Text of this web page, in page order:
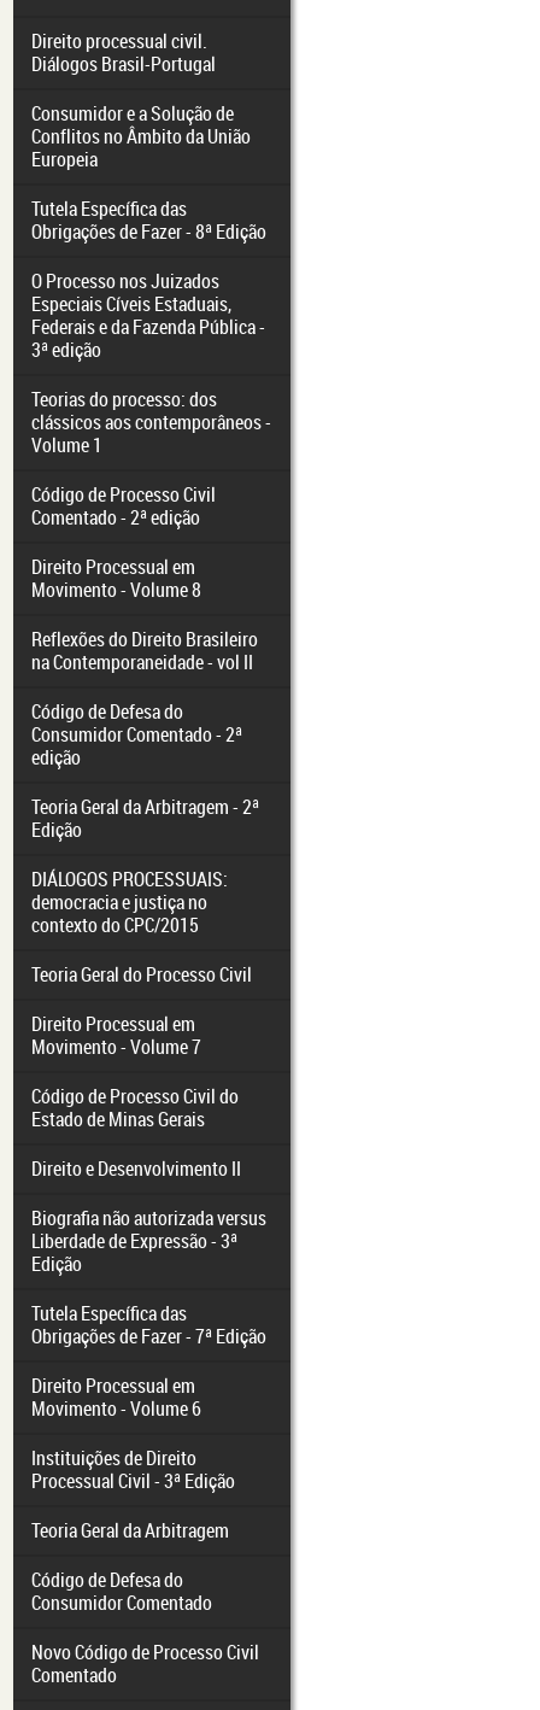
Direito processual civil.
Diálogos Brasil-Portugal
Consumidor e a Solução de
Conflitos no Âmbito da União
Europeia
Tutela Específica das
Obrigações de Fazer - 8ª Edição
O Processo nos Juizados
Especiais Cíveis Estaduais,
Federais e da Fazenda Pública -
3ª edição
Teorias do processo: dos
clássicos aos contemporâneos -
Volume 1
Código de Processo Civil
Comentado - 2ª edição
Direito Processual em
Movimento - Volume 8
Reflexões do Direito Brasileiro
na Contemporaneidade - vol II
Código de Defesa do
Consumidor Comentado - 2ª
edição
Teoria Geral da Arbitragem - 2ª
Edição
DIÁLOGOS PROCESSUAIS:
democracia e justiça no
contexto do CPC/2015
Teoria Geral do Processo Civil
Direito Processual em
Movimento - Volume 7
Código de Processo Civil do
Estado de Minas Gerais
Direito e Desenvolvimento II
Biografia não autorizada versus
Liberdade de Expressão - 3ª
Edição
Tutela Específica das
Obrigações de Fazer - 7ª Edição
Direito Processual em
Movimento - Volume 6
Instituições de Direito
Processual Civil - 3ª Edição
Teoria Geral da Arbitragem
Código de Defesa do
Consumidor Comentado
Novo Código de Processo Civil
Comentado